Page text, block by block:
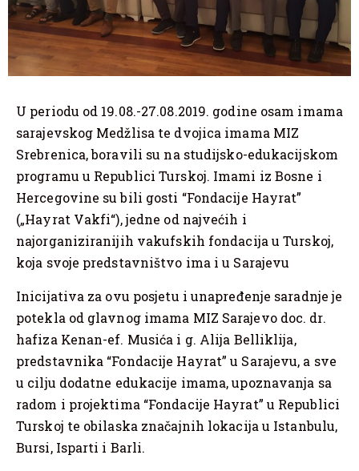
U periodu od 19.08.-27.08.2019. godine osam imama
sarajevskog Medžlisa te dvojica imama MIZ
Srebrenica, boravili su na studijsko-edukacijskom
programu u Republici Turskoj. Imami iz Bosne i
Hercegovine su bili gosti “Fondacije Hayrat”
(„Hayrat Vakfi“), jedne od najvećih i
najorganiziranijih vakufskih fondacija u Turskoj,
koja svoje predstavništvo ima i u Sarajevu
Inicijativa za ovu posjetu i unapređenje saradnje je
potekla od glavnog imama MIZ Sarajevo doc. dr.
hafiza Kenan-ef. Musića i g. Alija Belliklija,
predstavnika “Fondacije Hayrat” u Sarajevu, a sve
u cilju dodatne edukacije imama, upoznavanja sa
radom i projektima “Fondacije Hayrat” u Republici
Turskoj te obilaska značajnih lokacija u Istanbulu,
Bursi, Isparti i Barli.